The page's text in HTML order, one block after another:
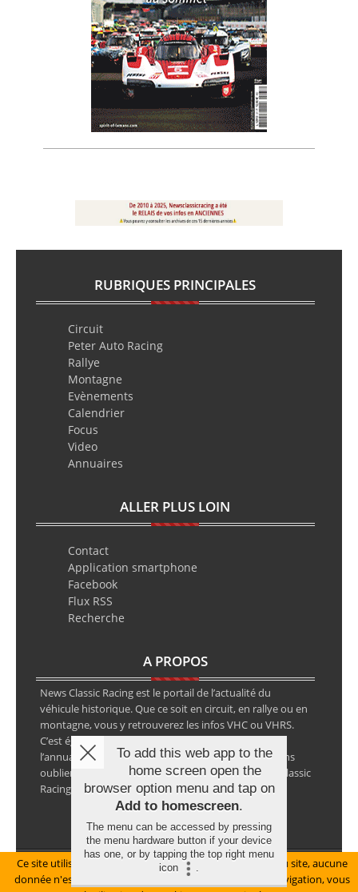
RUBRIQUES PRINCIPALES
Circuit
Peter Auto Racing
Rallye
Montagne
Evènements
Calendrier
Focus
Video
Annuaires
ALLER PLUS LOIN
Contact
Application smartphone
Facebook
Flux RSS
Recherche
A PROPOS
News Classic Racing est le portail de l’actualité du
véhicule historique. Que ce soit en circuit, en rallye ou en
montagne, vous y retrouverez les infos VHC ou VHRS.
C’est également le calendrier des épreuves ainsi que
l’annuaire des spécialistes de la voiture ancienne, sans
oublier les petites annonces avec notre partenaire Classic
Racing Annonces.
Mentions légales
Ce site utilise des cookies pour le bon fonctionnement du site, aucune
donnée n'est collectée à ce titre. En poursuivant votre navigation, vous
To add this web app to the
home screen open the
browser option menu and tap on
Add to homescreen.
The menu can be accessed by pressing
the menu hardware button if your device
has one, or by tapping the top right menu
icon
.